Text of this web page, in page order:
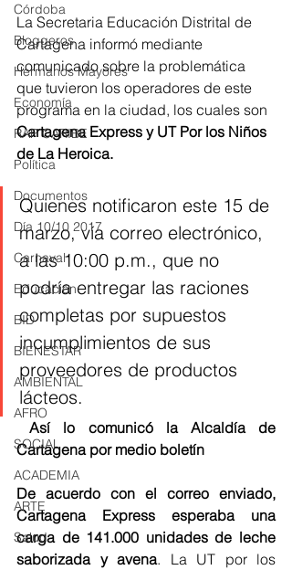
Córdoba
Bloggeros
Hermanos Mayores
Economía
RAP CARIBE
Política
Documentos
Día 10/10 2017
Carnaval
Educación
BID
BIENESTAR
AMBIENTAL
AFRO
SOCIAL
ACADEMIA
ARTE
Salud
La Secretaria Educación Distrital de
Cartagena informó mediante
comunicado sobre la problemática
que tuvieron los operadores de este
programa en la ciudad, los cuales son
Cartagena Express y UT Por los Niños
de La Heroica.
Quienes notificaron este 15 de
marzo, vía correo electrónico,
a las 10:00 p.m., que no
podría entregar las raciones
completas por supuestos
incumplimientos de sus
proveedores de productos
lácteos.
Así lo comunicó la Alcaldía de
Cartagena por medio boletín
De acuerdo con el correo enviado,
Cartagena Express esperaba una
carga de 141.000 unidades de leche
saborizada y avena. La UT por los